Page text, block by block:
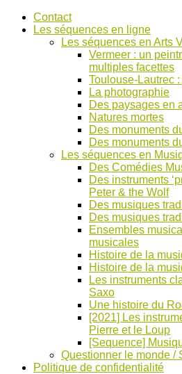
AccéderContact
Les séquences en ligne
Les séquences en Arts
Vermeer : un
multiples facettes
Toulouse-Lautrec
La photographie
Des paysages en
Natures mortes
Des monuments
Des monuments
Les séquences en
Des Comédies
Des instruments
Peter & the Wolf
Des musiques
Des musiques
Ensembles
musicales
Histoire de la
Histoire de la
Les instruments
Saxo
Une histoire du
[2021] Les
Pierre et le Loup
[Sequence]
Questionner le monde /
Politique de confidentialité